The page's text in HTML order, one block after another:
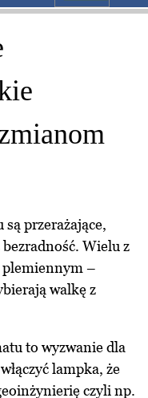
przerażające,
Wielu z
plemiennym –
walkę z
to wyzwanie dla
lampka, że
czyli np.